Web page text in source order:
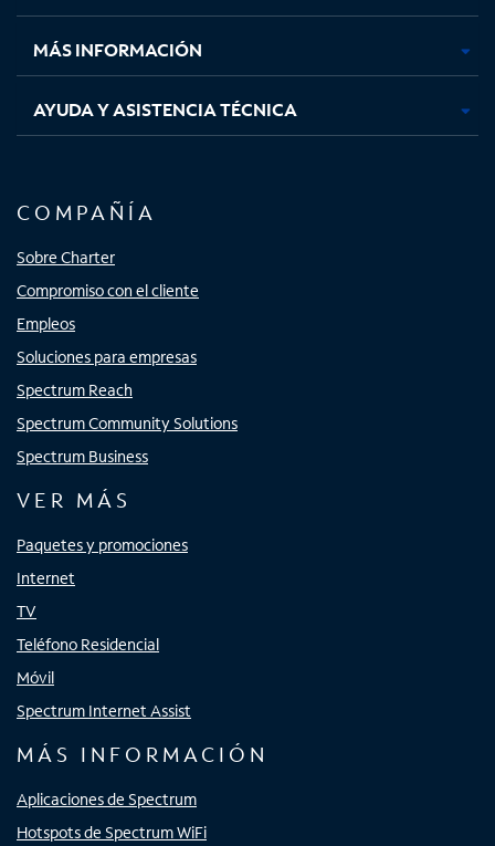
nuevanuevanuevanueva
MÁS INFORMACIÓN
AYUDA Y ASISTENCIA TÉCNICA
COMPAÑÍA
Sobre Charter
Compromiso con el cliente
Empleos
Soluciones para empresas
Spectrum Reach
Spectrum Community Solutions
Spectrum Business
VER MÁS
Paquetes y promociones
Internet
TV
Teléfono Residencial
Móvil
Spectrum Internet Assist
MÁS INFORMACIÓN
Aplicaciones de Spectrum
Hotspots de Spectrum WiFi